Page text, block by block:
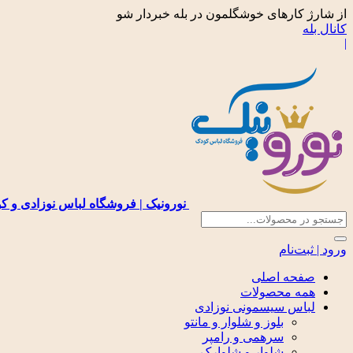
از شارژ کارهای خوشگلمون در بله خبردار شو
کانال بله
|
نورونیک | فروشگاه لباس نوزادی و
ورود | ثبت‌نام
صفحه اصلی
همه محصولات
لباس سیسمونی نوزادی
بلوز و شلوار و مانتو
سرهمی و رامپر